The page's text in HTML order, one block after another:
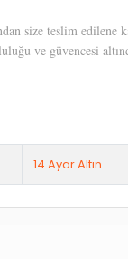
size teslim edilene
ve güvencesi
14 Ayar Altın